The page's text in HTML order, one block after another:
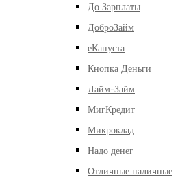
До Зарплаты
ДоброЗайм
еКапуста
Кнопка Деньги
Лайм-Займ
МигКредит
Микроклад
Надо денег
Отличные наличные